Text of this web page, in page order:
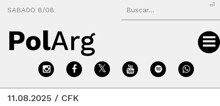
SABADO 8/08
⏎
PolArg
11.08.2025 / CFK